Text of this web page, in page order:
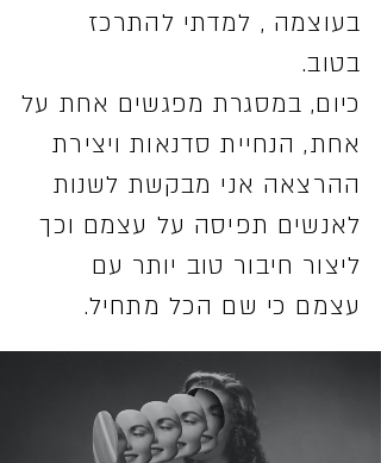
בעוצמה , למדתי להתרכז
בטוב.
כיום, במסגרת מפגשים אחת על
אחת, הנחיית סדנאות ויצירת
ההרצאה אני מבקשת לשנות
לאנשים תפיסה על עצמם וכך
ליצור חיבור טוב יותר עם
עצמם כי שם הכל מתחיל.